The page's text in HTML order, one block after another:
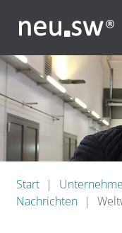
Start
Nachrichten